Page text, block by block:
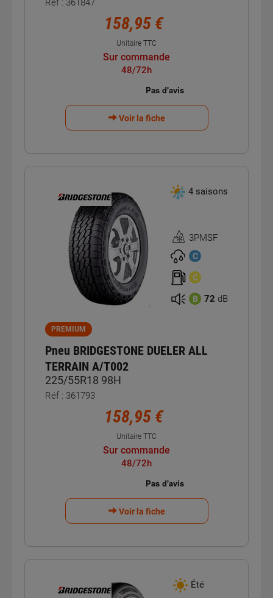
Réf : 361847
158,95 €
Unitaire TTC
Sur commande
48/72h
Voir la fiche
4 saisons
Homologation
3PMSF
3PMSF
C
C
B 72 dB
PREMIUM
Pneu BRIDGESTONE DUELER ALL
TERRAIN A/T002
225/55R18 98H
Réf : 361793
158,95 €
Unitaire TTC
Sur commande
48/72h
Voir la fiche
Été